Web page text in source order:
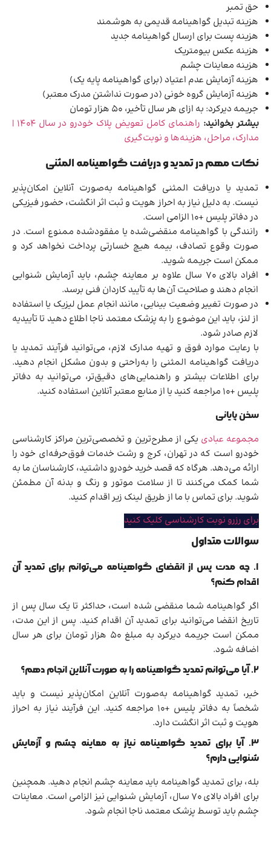
حق تمبر
هزینه تبدیل گواهینامه قدیمی به هوشمند
هزینه پست برای ارسال گواهینامه جدید
هزینه عکس بیومتریک
هزینه معاینات چشم
هزینه آزمایش عدم اعتیاد (برای گواهینامه پایه یک)
هزینه آزمایش گروه خونی (در صورت نداشتن مدرک معتبر)
جریمه دیرکرد: به ازای هر سال تأخیر، 50 هزار تومان
بیشتر بخوانید:
راهنمای کامل تعویض پلاک خودرو در سال ۱۴۰۴ |
مدارک، مراحل، هزینه‌ها و نوبت‌گیری
نکات مهم در تمدید و دریافت گواهینامه المثنی
تمدید یا دریافت المثنی گواهینامه به‌صورت آنلاین امکان‌پذیر
نیست. به دلیل نیاز به احراز هویت و ثبت اثر انگشت، حضور فیزیکی
در دفاتر پلیس +۱۰ الزامی است.
رانندگی با گواهینامه منقضی‌شده یا مفقودشده ممنوع است. در
صورت وقوع تصادف، بیمه هیچ خسارتی پرداخت نخواهد کرد و
ممکن است جریمه شوید.
افراد بالای ۷۰ سال علاوه بر معاینه چشم، باید آزمایش شنوایی
انجام دهند و صلاحیت آن‌ها به تأیید کاردان فنی برسد.
در صورت تغییر وضعیت بینایی، مانند انجام عمل لیزیک یا استفاده
از لنز، باید این موضوع را به پزشک معتمد ناجا اطلاع دهید تا تأییدیه
لازم صادر شود.
با رعایت موارد فوق و تهیه مدارک لازم، می‌توانید فرآیند تمدید یا
دریافت گواهینامه المثنی را به‌راحتی و بدون مشکل انجام دهید.
برای اطلاعات بیشتر و راهنمایی‌های دقیق‌تر، می‌توانید به دفاتر
پلیس +۱۰ مراجعه کنید یا از منابع معتبر آنلاین استفاده کنید.
سخن پایانی
مجموعه عبادی یکی از مطرح‌ترین و تخصصی‌ترین مراکز کارشناسی
خودرو است که در تهران، کرج و رشت خدمات فوق‌حرفه‌ای خود را
ارائه می‌دهد. هرگاه که قصد خرید خودرو داشتید، کارشناسان ما به
شما کمک می‌کنند تا از سلامت موتور و رنگ و بدنه آن مطمئن
شوید. برای تماس با ما از طریق لینک زیر اقدام کنید.
برای رزرو نوبت کارشناسی کلیک کنید
سوالات متداول
۱. چه مدت پس از انقضای گواهینامه می‌توانم برای تمدید آن
اقدام کنم؟
اگر گواهینامه شما منقضی شده است، حداکثر تا یک سال پس از
تاریخ انقضا می‌توانید برای تمدید آن اقدام کنید. پس از این مدت،
ممکن است جریمه دیرکرد به مبلغ 50 هزار تومان برای هر سال
اضافه شود.
۲. آیا می‌توانم تمدید گواهینامه را به صورت آنلاین انجام دهم؟
خیر، تمدید گواهینامه به‌صورت آنلاین امکان‌پذیر نیست و باید
شخصاً به دفاتر پلیس +۱۰ مراجعه کنید. این فرآیند نیاز به احراز
هویت و ثبت اثر انگشت دارد.
۳.
آیا برای تمدید گواهینامه نیاز به معاینه چشم و آزمایش
شنوایی دارم؟
بله، برای تمدید گواهینامه باید معاینه چشم انجام دهید. همچنین
برای افراد بالای ۷۰ سال، آزمایش شنوایی نیز الزامی است. معاینات
چشم باید توسط پزشک معتمد ناجا انجام شود.